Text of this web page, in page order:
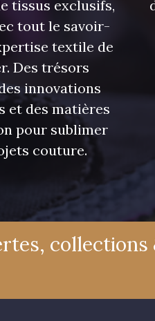
tissus exclusifs,
tout le savoir-
textile de
Des trésors
innovations
et des matières
pour sublimer
couture.
collections